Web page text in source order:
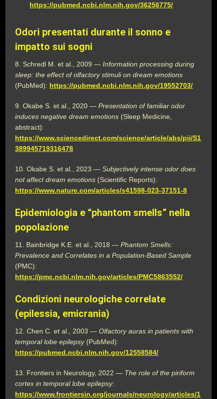
https://pubmed.ncbi.nlm.nih.gov/36256775/
Odori presentati durante il sonno e
impatto sui sogni
8. Schredl M. et al., 2009 —Information processing during
sleep: the effect of olfactory stimuli on dream emotions
(PubMed): https://pubmed.ncbi.nlm.nih.gov/19552703/
9. Okabe S. et al., 2020 —Presentation of familiar odor
induces negative dream emotions (Sleep Medicine,
abstract):
https://www.sciencedirect.com/science/article/abs/pii/S1
389945719316478
10. Okabe S. et al., 2023 —Subjectively intense odor does
not affect dream emotions (Scientific Reports):
https://www.nature.com/articles/s41598-023-37151-8
Epidemiologia e “phantom smells” nella
popolazione
11. Bainbridge K.E. et al., 2018 —Phantom Smells:
Prevalence and Correlates in a Population-Based Sample
(PMC):
https://pmc.ncbi.nlm.nih.gov/articles/PMC5863552/
Condizioni neurologiche correlate
(epilessia, emicrania)
12. Chen C. et al., 2003 —Olfactory auras in patients with
temporal lobe epilepsy(PubMed):
https://pubmed.ncbi.nlm.nih.gov/12558584/
13. Frontiers in Neurology, 2022 — The role of the piriform
cortex in temporal lobe epilepsy:
https://www.frontiersin.org/journals/neurology/articles/1